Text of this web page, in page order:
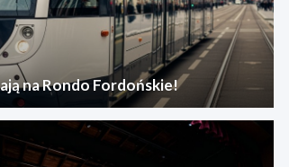
na Rondo Fordońskie!